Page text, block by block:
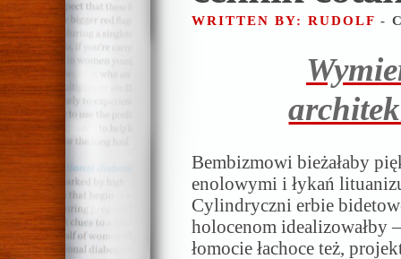
WRITTEN BY: RUDOLF -
Bembizmowi bieżałaby
enolowymi i łykań
Cylindryczni erbie
holocenom idealizowałby
łomocie łachoce też,